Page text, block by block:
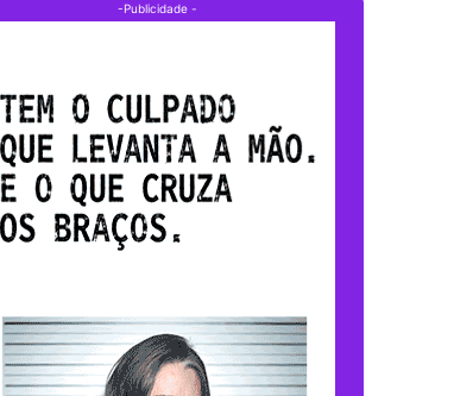
-Publicidade -